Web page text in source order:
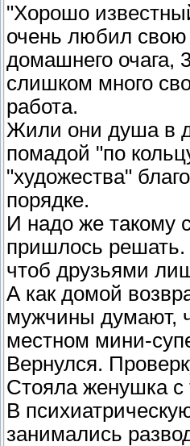
"Хорошо
очень любил свою
домашнего очага,
слишком много
работа.
Жили они душа в
помадой "по
"художества"
порядке.
И надо же такому
пришлось решать.
чтоб друзьями
А как домой
мужчины думают,
местном мини-
Вернулся.
Стояла женушка с
В
занимались